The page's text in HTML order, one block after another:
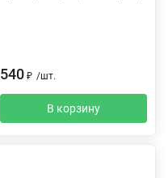
540 ₽ /шт.
В корзину